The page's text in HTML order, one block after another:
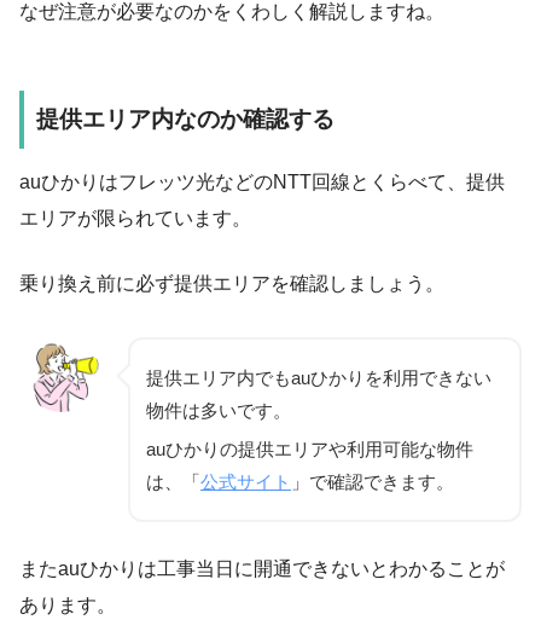
なぜ注意が必要なのかをくわしく解説しますね。
提供エリア内なのか確認する
auひかりはフレッツ光などのNTT回線とくらべて、提供
エリアが限られています。
乗り換え前に必ず提供エリアを確認しましょう。
提供エリア内でもauひかりを利用できない
物件は多いです。
auひかりの提供エリアや利用可能な物件
は、「公式サイト 」で確認できます。
またauひかりは工事当日に開通できないとわかることが
あります。